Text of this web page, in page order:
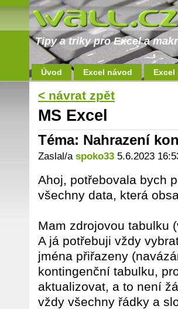
Tipy a triky pro Excel a
Úvod Excel návod Excel
< návrat zpět
MS Excel
Téma: Nahrazení
Zaslal/a spoko33 5.6.2023
Ahoj, potřebovala bych
všechny data, která
Mam zdrojovou tabulku
A já potřebuji vždy
jména přiřazeny
kontingenční tabulku,
aktualizovat, a to není
vždy všechny řádky a